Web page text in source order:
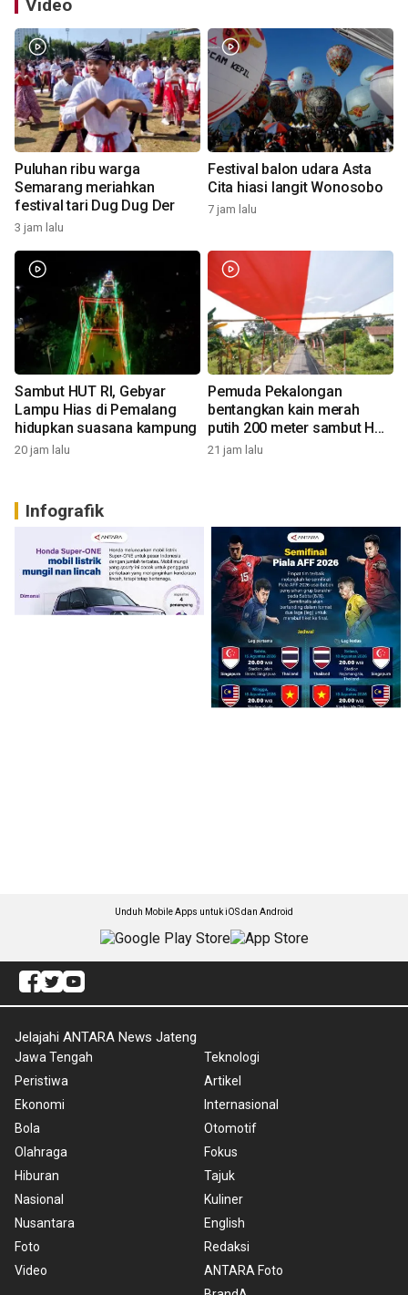
Video
Puluhan ribu warga
Semarang meriahkan
festival tari Dug Dug Der
3 jam lalu
Festival balon udara Asta
Cita hiasi langit Wonosobo
7 jam lalu
Sambut HUT RI, Gebyar
Lampu Hias di Pemalang
hidupkan suasana kampung
20 jam lalu
Pemuda Pekalongan
bentangkan kain merah
putih 200 meter sambut HUT
RI
21 jam lalu
Infografik
Unduh Mobile Apps untuk iOS dan Android
Jelajahi ANTARA News Jateng
Jawa Tengah
Peristiwa
Ekonomi
Bola
Olahraga
Hiburan
Nasional
Nusantara
Foto
Video
Teknologi
Artikel
Internasional
Otomotif
Fokus
Tajuk
Kuliner
English
Redaksi
ANTARA Foto